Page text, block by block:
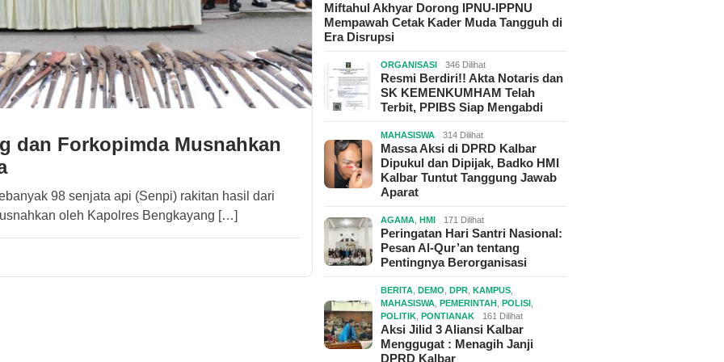
dan Forkopimda Musnahkan
98 senjata api (Senpi) rakitan hasil dari
oleh Kapolres Bengkayang […]
Miftahul Akhyar Dorong IPNU-IPPNU
Mempawah Cetak Kader Muda Tangguh di
Era Disrupsi
ORGANISASI 346 Dilihat
Resmi Berdiri!! Akta Notaris dan
SK KEMENKUMHAM Telah
Terbit, PPIBS Siap Mengabdi
MAHASISWA 314 Dilihat
Massa Aksi di DPRD Kalbar
Dipukul dan Dipijak, Badko HMI
Kalbar Tuntut Tanggung Jawab
Aparat
AGAMA ,HMI 171 Dilihat
Peringatan Hari Santri Nasional:
Pesan Al-Qur’an tentang
Pentingnya Berorganisasi
BERITA ,DEMO ,DPR ,KAMPUS
MAHASISWA ,PEMERINTAH ,POLISI
POLITIK ,PONTIANAK 161 Dilihat
Aksi Jilid 3 Aliansi Kalbar
Menggugat : Menagih Janji
DPRD Kalbar